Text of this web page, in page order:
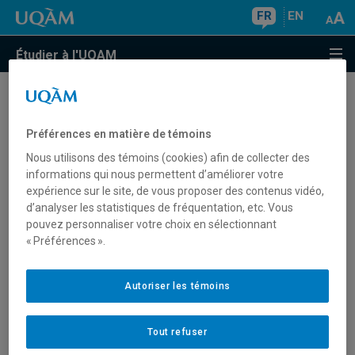
FR EN
Étudier à l'UQAM
Code et numéro de l'UQAM
Quel est le numéro d'établissement désigné
de l'UQAM?
Lenuméro d'établissement d'enseignement désigné (#
d'EDD)de l'UQAM nécessaire pour présenter une
Quel est le code d'établissement de l'UQAM?
Le code d'établissement de l'UQAM est le
Préférences en matière de témoins
Nous utilisons des témoins (cookies) afin de collecter des
informations qui nous permettent d’améliorer votre
expérience sur le site, de vous proposer des contenus vidéo,
d’analyser les statistiques de fréquentation, etc. Vous
pouvez personnaliser votre choix en sélectionnant
« Préférences ».
Tout refuser
Autoriser les témoins